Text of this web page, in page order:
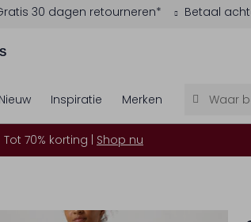
30 dagen retourneren* Betaal
Nieuw Inspiratie Merken
Tot 70% korting | Shop nu